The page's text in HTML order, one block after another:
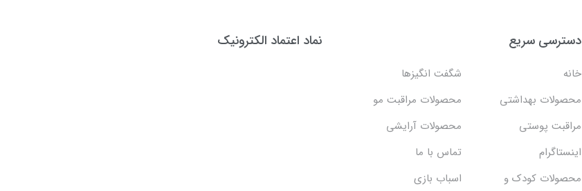
دسترسی سریع
خانه
شگفت انگيزها
محصولات بهداشتي
محصولات مراقبت مو
مراقبت پوستی
محصولات آرایشی
اینستاگرام
تماس با ما
محصولات کودک و
اسباب بازی
نماد اعتماد الکترونیک